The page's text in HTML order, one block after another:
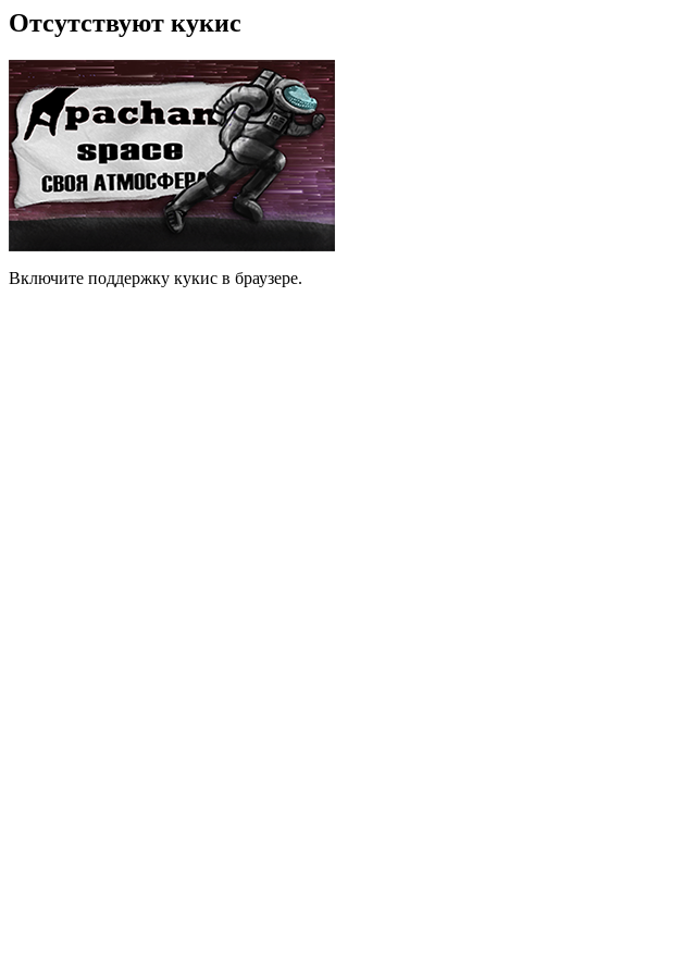
Отсутствуют кукис
Включите поддержку кукис в браузере.